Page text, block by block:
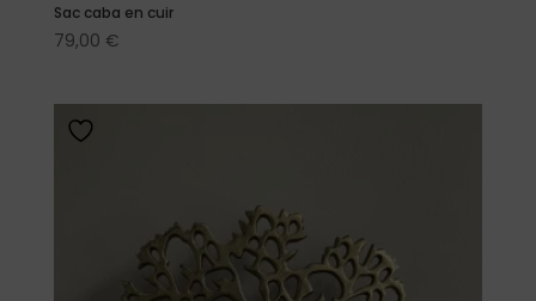
Sac caba en cuir
79,00 €